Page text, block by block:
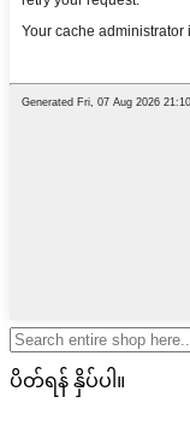
ပိတ်ရန် နှိပ်ပါ။